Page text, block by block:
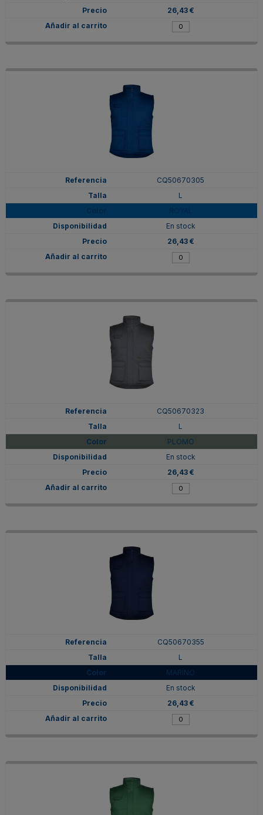
26,43 €
CQ50670305
L
En stock
26,43 €
CQ50670323
L
PLOMO
En stock
26,43 €
CQ50670355
L
MARINO
En stock
26,43 €